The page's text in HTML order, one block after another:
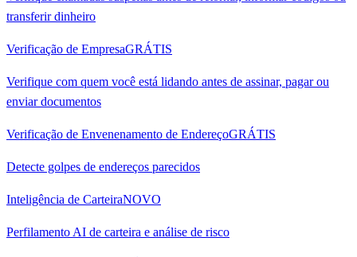
transferir dinheiro
Verificação de EmpresaGRÁTIS
Verifique com quem você está lidando antes de assinar, pagar ou
enviar documentos
Verificação de Envenenamento de EndereçoGRÁTIS
Detecte golpes de endereços parecidos
Inteligência de CarteiraNOVO
Perfilamento AI de carteira e análise de risco